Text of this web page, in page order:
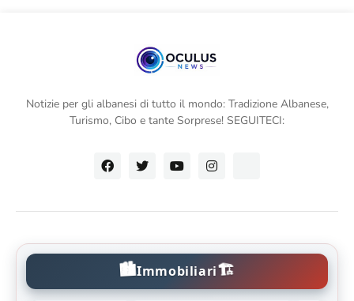
Notizie per gli albanesi di tutto il mondo: Tradizione Albanese,
Turismo, Cibo e tante Sorprese! SEGUITECI:
🏙️Immobiliari🏗️